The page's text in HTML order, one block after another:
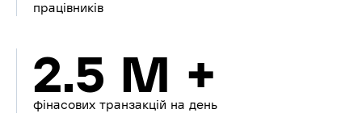
працівників
2.5 M +
фінасових транзакцій на день